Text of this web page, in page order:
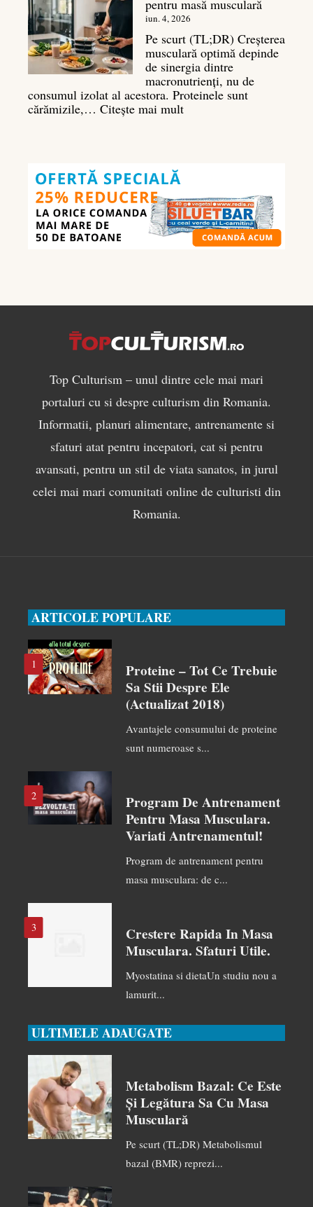
pentru
3D
pentru masă musculară
iun. 4, 2026
Pe scurt (TL;DR) Creșterea
musculară optimă depinde
de sinergia dintre
macronutrienți, nu de
consumul izolat al acestora. Proteinele sunt
cărămizile,… Citește mai mult:
mănânci
pentru
masă
musculară
Top Culturism – unul dintre cele mai mari
portaluri cu si despre culturism din Romania.
Informatii, planuri alimentare, antrenamente si
sfaturi atat pentru incepatori, cat si pentru
avansati, pentru un stil de viata sanatos, in jurul
celei mai mari comunitati online de culturisti din
Romania.
ARTICOLE POPULARE
1
Proteine – Tot Ce Trebuie
Sa Stii Despre Ele
(actualizat 2018)
Avantajele consumului de proteine
sunt numeroase s...
2
Program De Antrenament
Pentru Masa Musculara.
Variati Antrenamentul!
Program de antrenament pentru
masa musculara: de c...
3
Crestere Rapida In Masa
Musculara. Sfaturi Utile.
Myostatina si dietaUn studiu nou a
lamurit...
ULTIMELE ADAUGATE
Metabolism Bazal: Ce Este
Și Legătura Sa Cu Masa
Musculară
Pe scurt (TL;DR) Metabolismul
bazal (BMR) reprezi...